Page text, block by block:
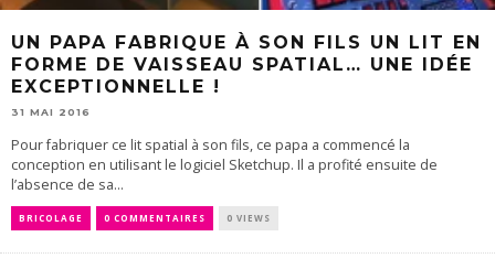
UN PAPA FABRIQUE À SON FILS UN LIT EN
FORME DE VAISSEAU SPATIAL… UNE IDÉE
EXCEPTIONNELLE !
31 MAI 2016
Pour fabriquer ce lit spatial à son fils, ce papa a commencé la
conception en utilisant le logiciel Sketchup. Il a profité ensuite de
l’absence de sa...
BRICOLAGE 0 COMMENTAIRES 0 VIEWS